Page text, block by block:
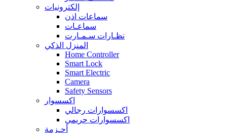
إلكترونيات
سماعات اذن
سماعـات
نظـارات سـمـارت
المنزل الذكي
Home Controller
Smart Lock
Smart Electric
Camera
Safety Sensors
اكسسوار
اكسسوارات رجالي
اكسسوارات حريمي
أحـزمة